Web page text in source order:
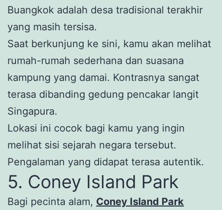
Buangkok adalah desa tradisional terakhir
yang masih tersisa.
Saat berkunjung ke sini, kamu akan melihat
rumah-rumah sederhana dan suasana
kampung yang damai. Kontrasnya sangat
terasa dibanding gedung pencakar langit
Singapura.
Lokasi ini cocok bagi kamu yang ingin
melihat sisi sejarah negara tersebut.
Pengalaman yang didapat terasa autentik.
5. Coney Island Park
Bagi pecinta alam, Coney Island Park